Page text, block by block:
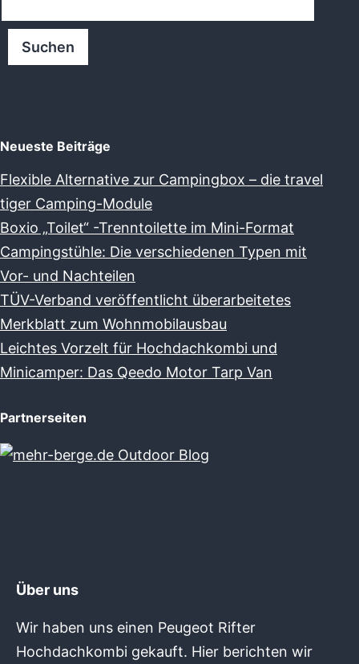
Neueste Beiträge
Flexible Alternative zur Campingbox – die travel
tiger Camping-Module
Boxio „Toilet“ -Trenntoilette im Mini-Format
Campingstühle: Die verschiedenen Typen mit
Vor- und Nachteilen
TÜV-Verband veröffentlicht überarbeitetes
Merkblatt zum Wohnmobilausbau
Leichtes Vorzelt für Hochdachkombi und
Minicamper: Das Qeedo Motor Tarp Van
Partnerseiten
Über uns
Wir haben uns einen Peugeot Rifter
Hochdachkombi gekauft. Hier berichten wir